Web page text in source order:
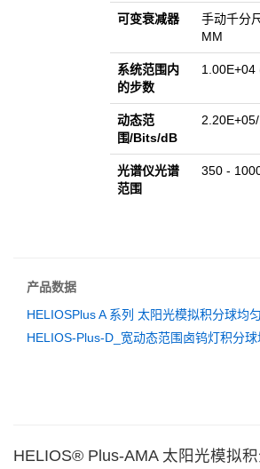
可变衰减器
手动千分
MM
系统范围内
的步数
1.00E+04
动态范
围/Bits/dB
光谱仪光谱
范围
350 -
产品数据
HELIOSPlus A 系列 太阳光模拟积分球均
HELIOS-Plus-D_宽动态范围卤钨灯积分
HELIOS® Plus-AMA 太阳光模拟